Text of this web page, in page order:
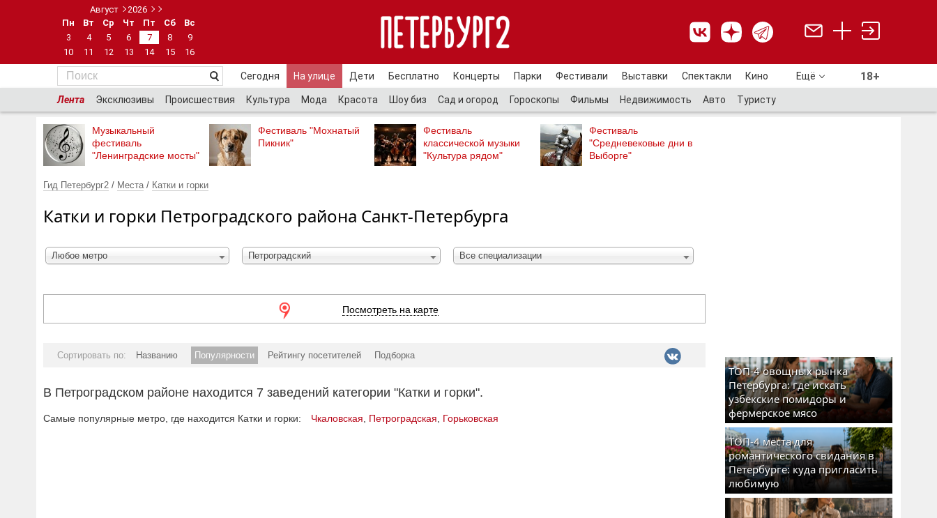
Август
2026
Пн
Вт Ср Чт Пт Сб
Вс
3
4 5 6 7 8
9
10
11 12 13 14 15 16
Сегодня На улице Дети Бесплатно Концерты Парки Фестивали Выставки Спектакли Кино Ещё 18+
Лента Эксклюзивы Происшествия Культура Мода Красота Шоу биз Сад и огород Гороскопы Фильмы Недвижимость Авто Туристу
Музыкальный
фестиваль
"Ленинградские мосты"
Фестиваль "Мохнатый
Пикник"
Фестиваль
классической музыки
"Культура рядом"
Фестиваль
"Средневековые дни в
Выборге"
Гид Петербург2 / Места / Катки и горки
Катки и горки Петроградского района Санкт-Петербурга
Любое метро Петроградский Все специализации
Посмотреть на карте
Сортировать по: Названию Популярности Рейтингу посетителей Подборка
В Петроградском районе находится 7 заведений категории "Катки и горки".
Самые популярные метро, где находится Катки и горки: Чкаловская Петроградская Горьковская
ТОП-4 овощных рынка
Петербурга: где искать
узбекские помидоры и
фермерское мясо
ТОП-4 места для
романтического свидания в
Петербурге: куда пригласить
любимую